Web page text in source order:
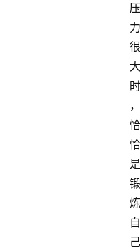
压
力
很
大
时
，
恰
恰
是
锻
炼
自
己